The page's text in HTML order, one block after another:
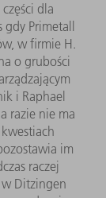
dla
Primetall
w firmie H.
o grubości
i Raphael
razie nie ma
im
raczej
Ditzingen